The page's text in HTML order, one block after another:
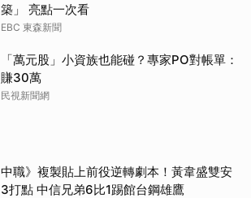
築」 亮點一次看
EBC 東森新聞
「萬元股」小資族也能碰？專家PO對帳單：
賺30萬
民視新聞網
中職》複製貼上前役逆轉劇本！黃韋盛雙安
3打點 中信兄弟6比1踢館台鋼雄鷹